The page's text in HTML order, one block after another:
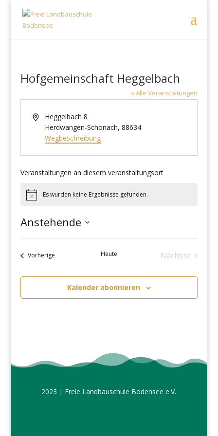
Hofgemeinschaft Heggelbach
« Alle Veranstaltungen
AdresseHeggelbach 8
Herdwangen-Schönach, 88634
Wegbeschreibung
Veranstaltungen an diesem veranstaltungsort
HinweisEs wurden keine Ergebnisse gefunden.
Anstehende
Datum
VorherigeVeranstaltungen Heute
Nächste
Kalender abonnieren
2023 | Freie Landbauschule Bodensee e.V.